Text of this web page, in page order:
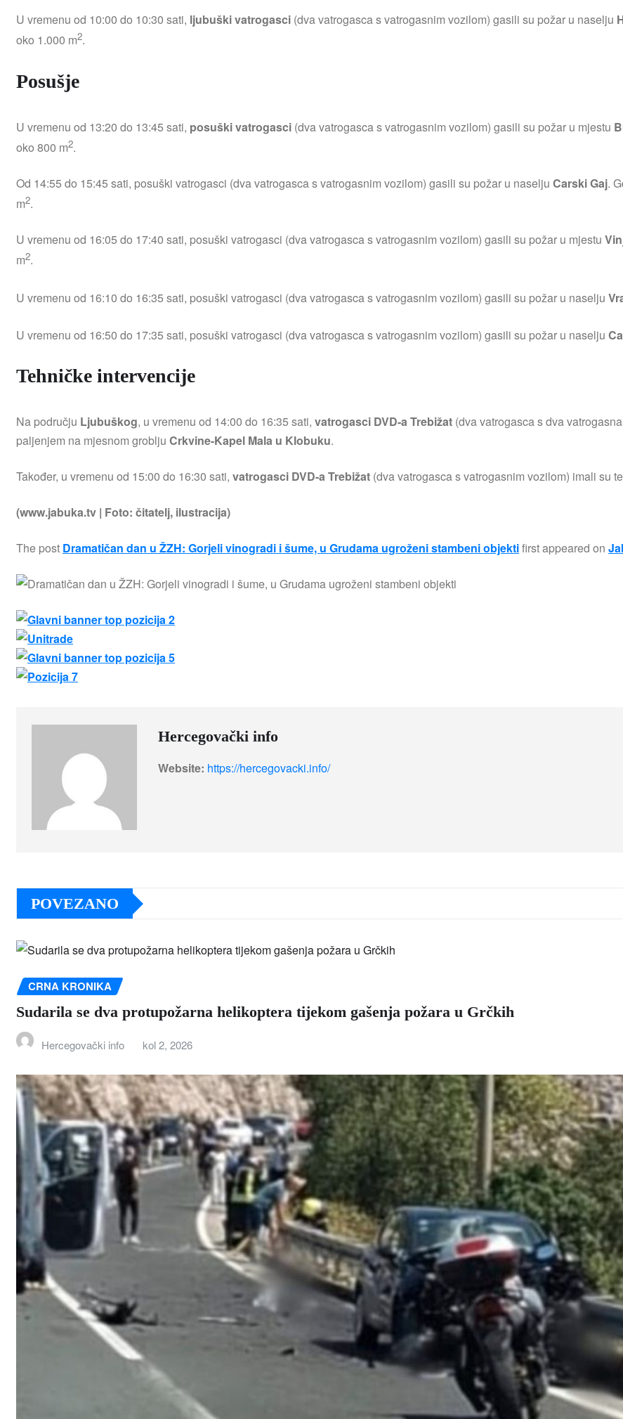
U vremenu od 10:00 do 10:30 sati, ljubuški vatrogasci (dva vatrogasca s vatrogasnim vozilom) gasili su požar u naselju
oko 1.000 m2.
Posušje
U vremenu od 13:20 do 13:45 sati, posuški vatrogasci (dva vatrogasca s vatrogasnim vozilom) gasili su požar u mjestu
oko 800 m2.
Od 14:55 do 15:45 sati, posuški vatrogasci (dva vatrogasca s vatrogasnim vozilom) gasili su požar u naselju Carski Gaj.
m2.
U vremenu od 16:05 do 17:40 sati, posuški vatrogasci (dva vatrogasca s vatrogasnim vozilom) gasili su požar u mjestu
m2.
U vremenu od 16:10 do 16:35 sati, posuški vatrogasci (dva vatrogasca s vatrogasnim vozilom) gasili su požar u naselju
U vremenu od 16:50 do 17:35 sati, posuški vatrogasci (dva vatrogasca s vatrogasnim vozilom) gasili su požar u naselju
Tehničke intervencije
Na području Ljubuškog, u vremenu od 14:00 do 16:35 sati, vatrogasci DVD-a Trebižat (dva vatrogasca s dva
paljenjem na mjesnom groblju Crkvine-Kapel Mala u Klobuku.
Također, u vremenu od 15:00 do 16:30 sati, vatrogasci DVD-a Trebižat (dva vatrogasca s vatrogasnim vozilom) imali su
(www.jabuka.tv | Foto: čitatelj, ilustracija)
The post Dramatičan dan u ŽZH: Gorjeli vinogradi i šume, u Grudama ugroženi stambeni objektifirst appeared on
Hercegovački info
Website: https://hercegovacki.info/
POVEZANO
CRNA KRONIKA
Sudarila se dva protupožarna helikoptera tijekom gašenja požara u Grčkih
Hercegovački info kol 2, 2026